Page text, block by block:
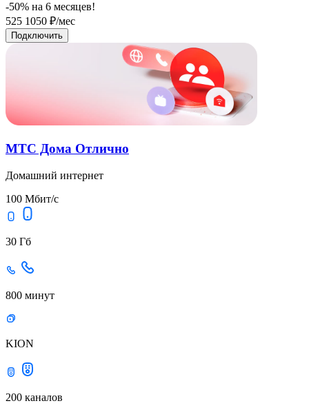
-50% на 6 месяцев!
525 1050 ₽/мес
Подключить
МТС Дома Отлично
Домашний интернет
100 Мбит/с
30 Гб
800 минут
KION
200 каналов